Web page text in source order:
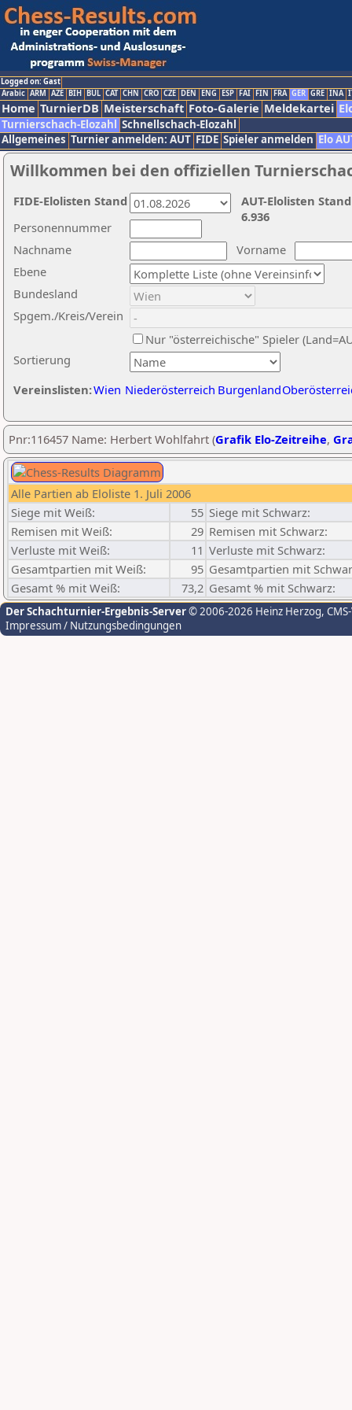
Logged on: Gast
Arabic ARM AZE BIH BUL CAT CHN CRO CZE DEN ENG ESP FAI FIN FRA GER GRE INA
Home TurnierDB Meisterschaft Foto-Galerie Meldekartei
Turnierschach-Elozahl Schnellschach-Elozahl
Allgemeines Turnier anmelden: AUT FIDE Spieler anmelden Elo
Willkommen bei den offiziellen
Nachname
Vorname
Ebene
Sortierung
Personennummer
Bundesland
Spgem./Kreis/Verein
Nur "österreichische" Spieler
Vereinslisten:Wien Niederösterreich Burgenland
AUT-Elolisten
6.936
FIDE-Elolisten Stand
Pnr:116457 Name: Herbert Wohlfahrt (Grafik Elo-Zeitreihe,
Alle Partien ab Eloliste 1. Juli 2006
Siege mit Weiß:
55 Siege mit Schwarz:
Remisen mit Weiß:
29 Remisen mit Schwarz:
Verluste mit Weiß:
11 Verluste mit Schwarz:
Gesamtpartien mit Weiß:
95 Gesamtpartien mit
Gesamt % mit Weiß:
73,2 Gesamt % mit Schwarz:
Der Schachturnier-Ergebnis-Server© 2006-2026 Heinz Herzog,
Impressum / Nutzungsbedingungen